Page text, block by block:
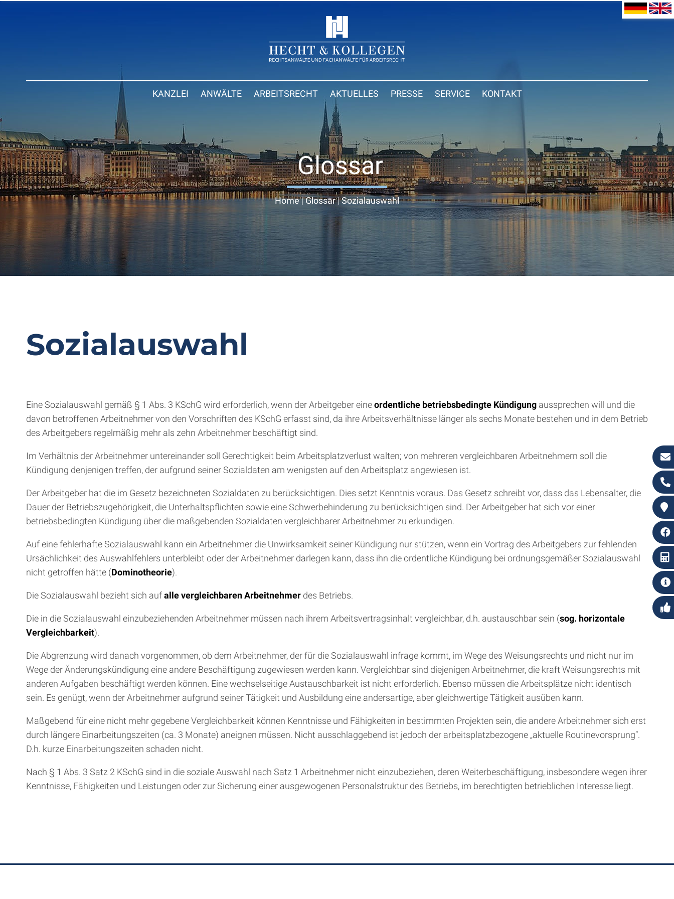
KANZLEI ANWÄLTE ARBEITSRECHT AKTUELLES PRESSE SERVICE KONTAKT
Glossar
Home|Glossar|Sozialauswahl
Sozialauswahl
Eine Sozialauswahl gemäß § 1 Abs. 3 KSchG wird erforderlich, wenn der Arbeitgeber eineordentliche betriebsbedingte Kündigung aussprechen will und die
davon betroffenen Arbeitnehmer von den Vorschriften des KSchG erfasst sind, da ihre Arbeitsverhältnisse länger als sechs Monate bestehen und in dem Betrieb
des Arbeitgebers regelmäßig mehr als zehn Arbeitnehmer beschäftigt sind.
Im Verhältnis der Arbeitnehmer untereinander soll Gerechtigkeit beim Arbeitsplatzverlust walten; von mehreren vergleichbaren Arbeitnehmern soll die
Kündigung denjenigen treffen, der aufgrund seiner Sozialdaten am wenigsten auf den Arbeitsplatz angewiesen ist.
Der Arbeitgeber hat die im Gesetz bezeichneten Sozialdaten zu berücksichtigen. Dies setzt Kenntnis voraus. Das Gesetz schreibt vor, dass das Lebensalter, die
Dauer der Betriebszugehörigkeit, die Unterhaltspflichten sowie eine Schwerbehinderung zu berücksichtigen sind. Der Arbeitgeber hat sich vor einer
betriebsbedingten Kündigung über die maßgebenden Sozialdaten vergleichbarer Arbeitnehmer zu erkundigen.
Auf eine fehlerhafte Sozialauswahl kann ein Arbeitnehmer die Unwirksamkeit seiner Kündigung nur stützen, wenn ein Vortrag des Arbeitgebers zur fehlenden
Ursächlichkeit des Auswahlfehlers unterbleibt oder der Arbeitnehmer darlegen kann, dass ihn die ordentliche Kündigung bei ordnungsgemäßer Sozialauswahl
nicht getroffen hätte (Dominotheorie).
Die Sozialauswahl bezieht sich aufalle vergleichbaren Arbeitnehmer des Betriebs.
Die in die Sozialauswahl einzubeziehenden Arbeitnehmer müssen nach ihrem Arbeitsvertragsinhalt vergleichbar, d.h. austauschbar sein (sog. horizontale
Vergleichbarkeit).
Die Abgrenzung wird danach vorgenommen, ob dem Arbeitnehmer, der für die Sozialauswahl infrage kommt, im Wege des Weisungsrechts und nicht nur im
Wege der Änderungskündigung eine andere Beschäftigung zugewiesen werden kann. Vergleichbar sind diejenigen Arbeitnehmer, die kraft Weisungsrechts mit
anderen Aufgaben beschäftigt werden können. Eine wechselseitige Austauschbarkeit ist nicht erforderlich. Ebenso müssen die Arbeitsplätze nicht identisch
sein. Es genügt, wenn der Arbeitnehmer aufgrund seiner Tätigkeit und Ausbildung eine andersartige, aber gleichwertige Tätigkeit ausüben kann.
Maßgebend für eine nicht mehr gegebene Vergleichbarkeit können Kenntnisse und Fähigkeiten in bestimmten Projekten sein, die andere Arbeitnehmer sich erst
durch längere Einarbeitungszeiten (ca. 3 Monate) aneignen müssen. Nicht ausschlaggebend ist jedoch der arbeitsplatzbezogene „aktuelle Routinevorsprung“.
D.h. kurze Einarbeitungszeiten schaden nicht.
Nach § 1 Abs. 3 Satz 2 KSchG sind in die soziale Auswahl nach Satz 1 Arbeitnehmer nicht einzubeziehen, deren Weiterbeschäftigung, insbesondere wegen ihrer
Kenntnisse, Fähigkeiten und Leistungen oder zur Sicherung einer ausgewogenen Personalstruktur des Betriebs, im berechtigten betrieblichen Interesse liegt.